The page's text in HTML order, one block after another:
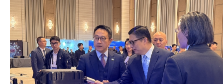
则获得铜奬。 LSCM对于研发嘅技术能够获得国际肯定感到十
分鼓舞，未来将继续与各界紧密合作，因应不同业界及社区
需要研发更多创新技术，促进本港以至大湾区的智慧城市发
展！